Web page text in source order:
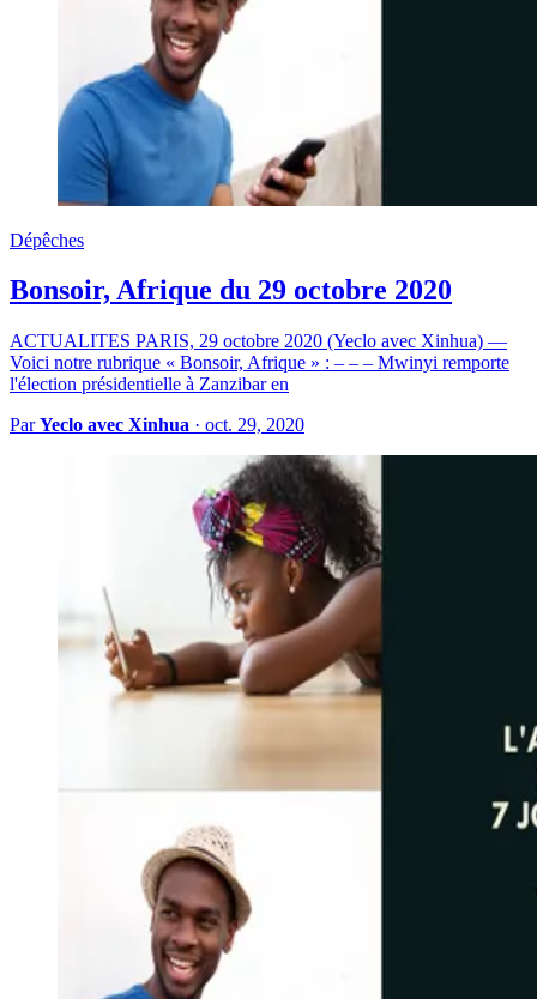
Dépêches
Bonsoir, Afrique du 29 octobre 2020
ACTUALITES PARIS, 29 octobre 2020 (Yeclo avec Xinhua) —
Voici notre rubrique « Bonsoir, Afrique » : – – – Mwinyi remporte
l'élection présidentielle à Zanzibar en
ParYeclo avec Xinhua · oct. 29, 2020